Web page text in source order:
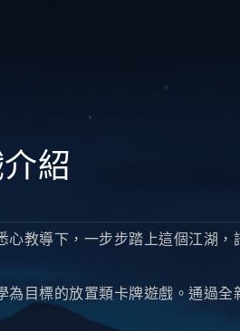
紹
教導下，一步步踏上這個江湖，
目標的放置類卡牌遊戲。通過全